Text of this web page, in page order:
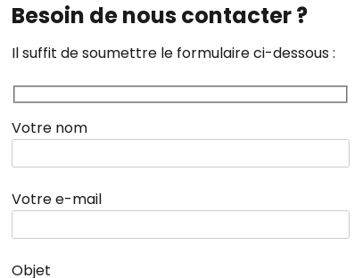
Besoin de nous contacter ?
Il suffit de soumettre le formulaire ci-dessous :
Votre nom
Votre e-mail
Objet